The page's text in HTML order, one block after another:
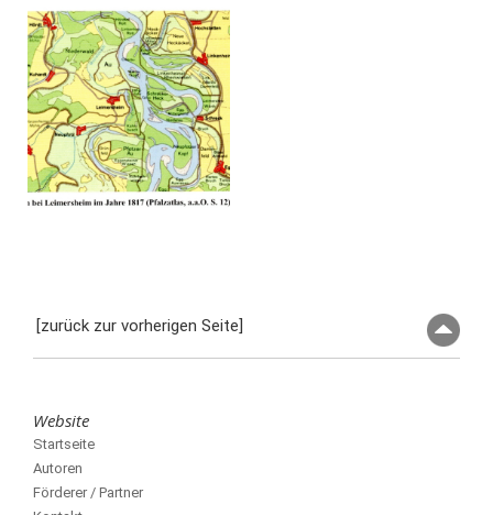
[zurück zur vorherigen Seite]
Website
Startseite
Autoren
Förderer / Partner